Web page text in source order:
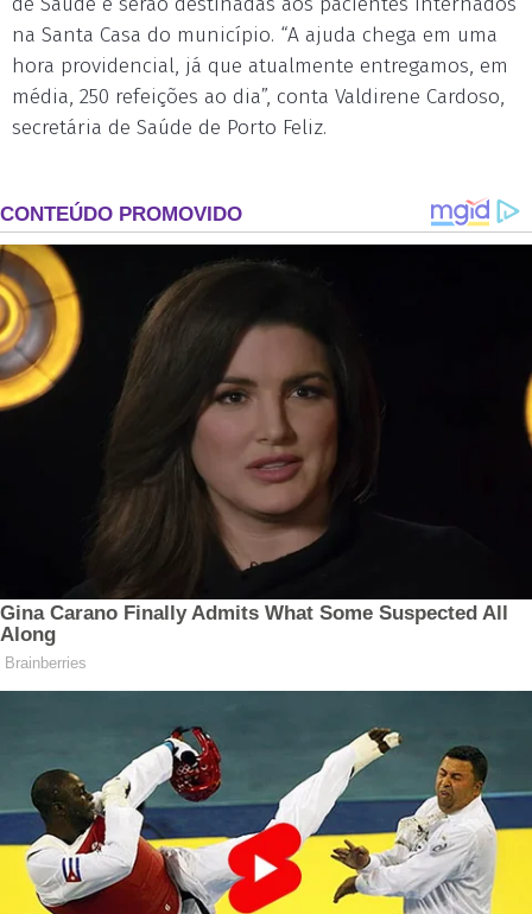
na Santa Casa do município. “A ajuda chega em uma
hora providencial, já que atualmente entregamos, em
média, 250 refeições ao dia”, conta Valdirene Cardoso,
secretária de Saúde de Porto Feliz.